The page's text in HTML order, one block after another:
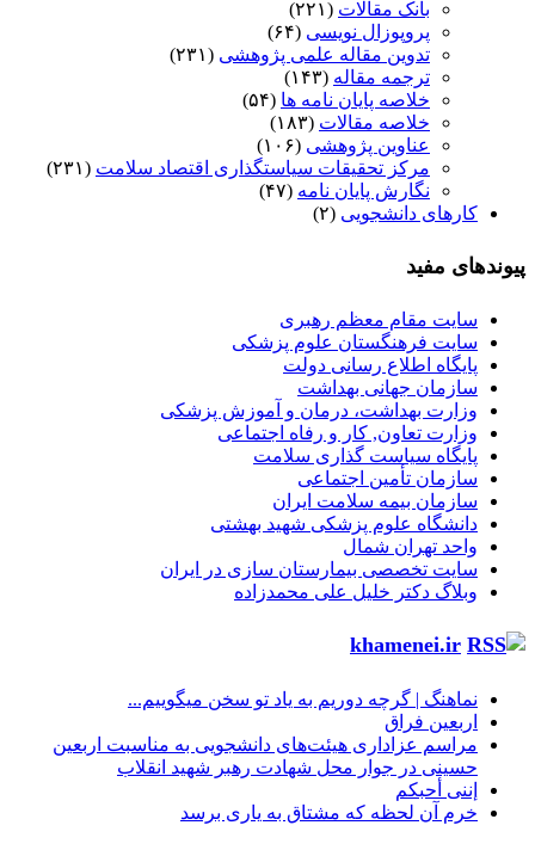
بانک مقالات (۲۲۱)
پروپوزال نویسی (۶۴)
تدوین مقاله علمی پژوهشی (۲۳۱)
ترجمه مقاله (۱۴۳)
خلاصه پایان نامه ها (۵۴)
خلاصه مقالات (۱۸۳)
عناوین پژوهشی (۱۰۶)
مرکز تحقیقات سیاستگذاری اقتصاد سلامت (۲۳۱)
نگارش پایان نامه (۴۷)
کارهای دانشجویی (۲)
پیوندهای مفید
سایت مقام معظم رهبری
سایت فرهنگستان علوم پزشکی
پایگاه اطلاع رسانی دولت
سازمان جهانی بهداشت
وزارت بهداشت، درمان و آموزش پزشکی
وزارت تعاون, کار و رفاه اجتماعی
پایگاه سیاست گذاری سلامت
سازمان تأمین اجتماعی
سازمان بیمه سلامت ایران
دانشگاه علوم پزشکی شهید بهشتی
واحد تهران شمال
سایت تخصصی بیمارستان سازی در ایران
وبلاگ دکتر خلیل علی محمدزاده
khamenei.ir
نماهنگ |‌ گرچه دوریم به یاد تو سخن میگوییم...
اربعین فراق
مراسم عزاداری هیئت‌های دانشجویی به مناسبت اربعین
حسینی در جوار محل شهادت رهبر شهید انقلاب
إننی أحبکم
خرم آن لحظه که مشتاق به یاری برسد